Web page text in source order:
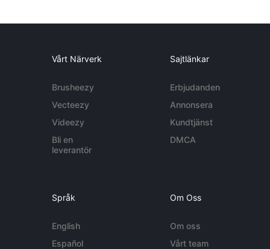
Vårt Närverk
Brusheezy
Vecteezy
Videezy
Bli en
leverantör
Sajtlänkar
Erbjudanden
Annonsera
Kundtjänst
DMCA
Språk
English
Español
Om Oss
Om oss
Vårt team